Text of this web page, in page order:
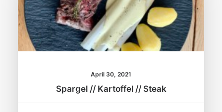
April 30, 2021
Spargel // Kartoffel // Steak